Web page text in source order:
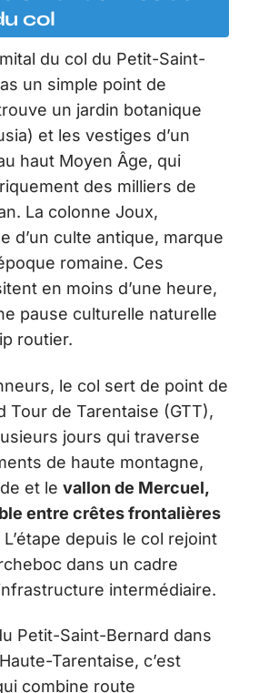
col
du col du Petit-Saint-
un simple point de
un jardin botanique
et les vestiges d’un
haut Moyen Âge, qui
des milliers de
La colonne Joux,
d’un culte antique, marque
romaine. Ces
en moins d’une heure,
pause culturelle naturelle
routier.
le col sert de point de
Tour de Tarentaise (GTT),
jours qui traverse
de haute montagne,
et le vallon de Mercuel,
entre crêtes frontalières
L’étape depuis le col rejoint
dans un cadre
intermédiaire.
Petit-Saint-Bernard dans
Tarentaise, c’est
combine route